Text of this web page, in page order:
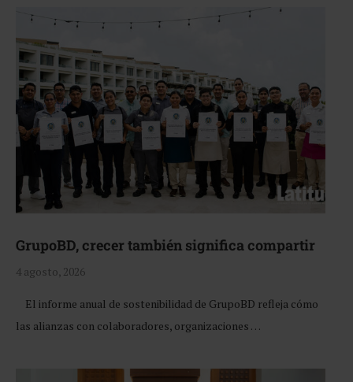
GrupoBD, crecer también significa compartir
4 agosto, 2026
El informe anual de sostenibilidad de GrupoBD refleja cómo
las alianzas con colaboradores, organizaciones …